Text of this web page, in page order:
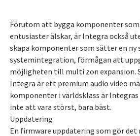
Förutom att bygga komponenter
entusiaster älskar, är Integra också
skapa komponenter som sätter en ny
systemintegration, förmågan att
möjligheten till multi zon expansion.
Integra är ett premium audio video
komponenter i världsklass är
inte att vara störst, bara bäst.
Uppdatering
En firmware uppdatering som gör